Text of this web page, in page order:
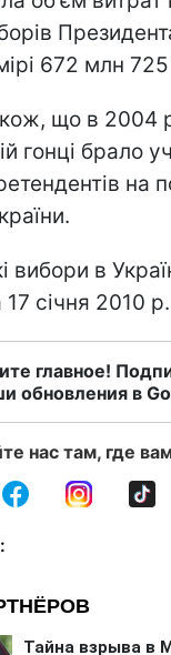
672 млн
що в 2004
гонці брало
на
вибори в
17 січня 2010 р.
главное!
обновления в
нас там, где